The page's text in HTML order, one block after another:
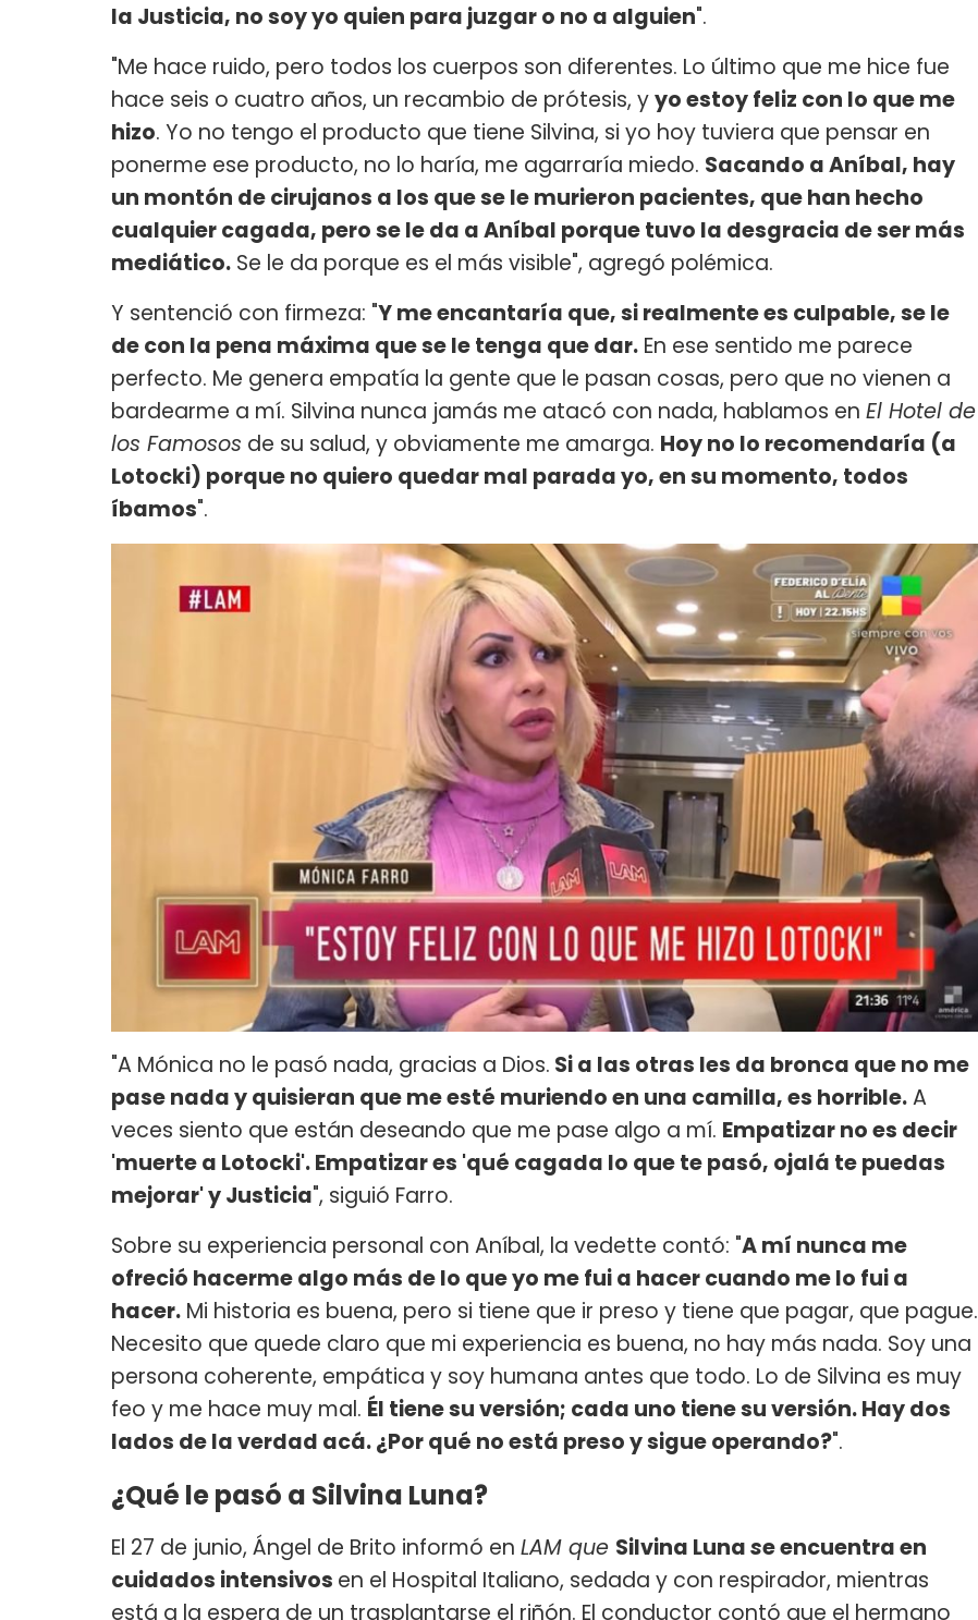
la Justicia, no soy yo quien para juzgar o no a alguien".
"Me hace ruido, pero todos los cuerpos son diferentes. Lo último que me hice fue
hace seis o cuatro años, un recambio de prótesis, yyo estoy feliz con lo que me
hizo. Yo no tengo el producto que tiene Silvina, si yo hoy tuviera que pensar en
ponerme ese producto, no lo haría, me agarraría miedo. Sacando a Aníbal, hay
un montón de cirujanos a los que se le murieron pacientes, que han hecho
cualquier cagada, pero se le da a Aníbal porque tuvo la desgracia de ser más
mediático. Se le da porque es el más visible", agregó polémica.
Y sentenció con firmeza: "Y me encantaría que, si realmente es culpable, se le
de con la pena máxima que se le tenga que dar. En ese sentido me parece
perfecto. Me genera empatía la gente que le pasan cosas, pero que no vienen a
bardearme a mí. Silvina nunca jamás me atacó con nada, hablamos en El Hotel de
los Famosos de su salud, y obviamente me amarga. Hoy no lo recomendaría (a
Lotocki) porque no quiero quedar mal parada yo, en su momento, todos
íbamos".
"A Mónica no le pasó nada, gracias a Dios. Si a las otras les da bronca que no me
pase nada y quisieran que me esté muriendo en una camilla, es horrible.A
veces siento que están deseando que me pase algo a mí. Empatizar no es decir
'muerte a Lotocki'. Empatizar es 'qué cagada lo que te pasó, ojalá te puedas
mejorar' y Justicia", siguió Farro.
Sobre su experiencia personal con Aníbal, la vedette contó: "A mí nunca me
ofreció hacerme algo más de lo que yo me fui a hacer cuando me lo fui a
hacer. Mi historia es buena, pero si tiene que ir preso y tiene que pagar, que pague.
Necesito que quede claro que mi experiencia es buena, no hay más nada. Soy una
persona coherente, empática y soy humana antes que todo. Lo de Silvina es muy
feo y me hace muy mal. Él tiene su versión; cada uno tiene su versión. Hay dos
lados de la verdad acá. ¿Por qué no está preso y sigue operando?".
¿Qué le pasó a Silvina Luna?
El 27 de junio, Ángel de Brito informó en LAM que Silvina Lunase encuentra en
cuidados intensivos en el Hospital Italiano, sedada y con respirador, mientras
está a la espera de un trasplantarse el riñón. El conductor contó que el hermano